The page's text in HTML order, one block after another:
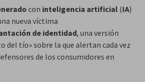
con inteligencia artificial (IA)
nueva víctima
de identidad, una versión
del tío» sobre la que alertan cada vez
de los consumidores en